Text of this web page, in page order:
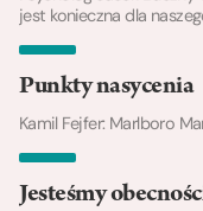
jest konieczna dla
Punkty nasycenia
Kamil Fejfer: Marlboro
Jesteśmy